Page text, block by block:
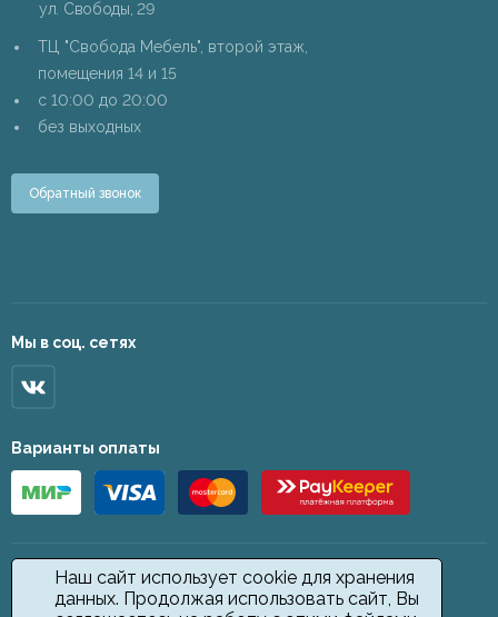
Наш сайт использует cookie для хранения
данных. Продолжая использовать сайт, Вы
ул. Свободы, 29
ТЦ "Свобода Мебель", второй этаж,
помещения 14 и 15
c 10:00 до 20:00
без выходных
Обратный звонок
Мы в соц. сетях
Варианты оплаты